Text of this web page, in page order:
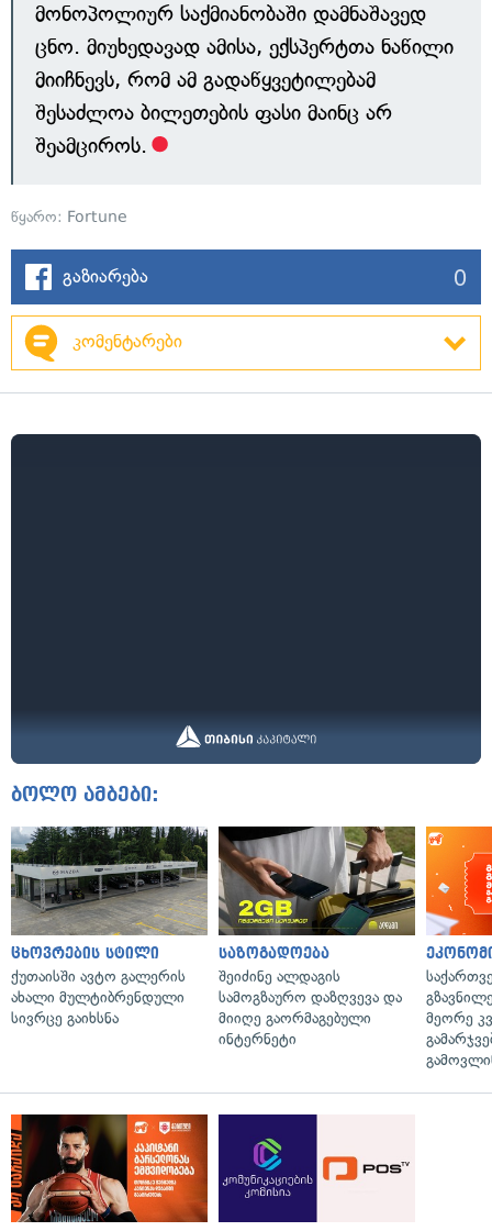
მონოპოლიურ საქმიანობაში დამნაშავედ
ცნო. მიუხედავად ამისა, ექსპერტთა ნაწილი
მიიჩნევს, რომ ამ გადაწყვეტილებამ
შესაძლოა ბილეთების ფასი მაინც არ
შეამციროს.
წყარო: Fortune
გაზიარება 0
კომენტარები
ბოლო ამბები:
ცხოვრების სტილი
ქუთაისში ავტო გალერის
ახალი მულტიბრენდული
სივრცე გაიხსნა
საზოგადოება
შეიძინე ალდაგის
სამოგზაურო დაზღვევა და
მიიღე გაორმაგებული
ინტერნეტი
მეორე